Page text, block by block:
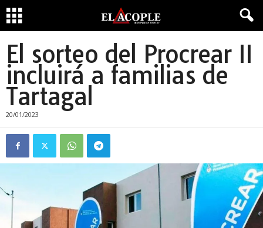
El sorteo del Procrear II
incluirá a familias de
Tartagal
20/01/2023